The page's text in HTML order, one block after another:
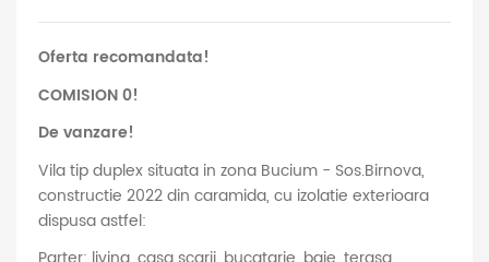
Oferta recomandata!
COMISION 0!
De vanzare!
Vila tip duplex situata in zona Bucium - Sos.Birnova,
constructie 2022 din caramida, cu izolatie exterioara
dispusa astfel: